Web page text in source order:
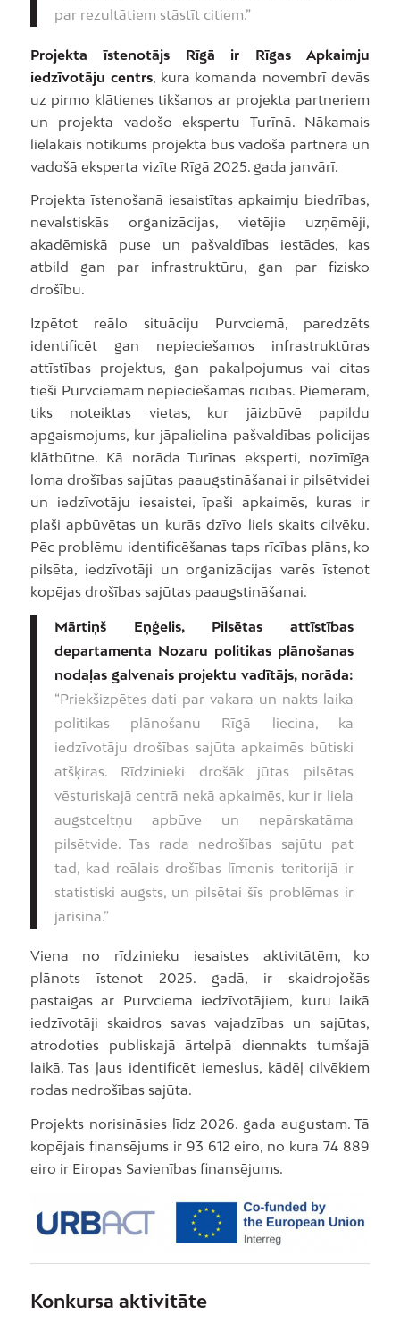
par rezultātiem stāstīt citiem.”
Projekta īstenotājs Rīgā ir Rīgas Apkaimju
iedzīvotāju centrs, kura komanda novembrī devās
uz pirmo klātienes tikšanos ar projekta partneriem
un projekta vadošo ekspertu Turīnā. Nākamais
lielākais notikums projektā būs vadošā partnera un
vadošā eksperta vizīte Rīgā 2025. gada janvārī.
Projekta īstenošanā iesaistītas apkaimju biedrības,
nevalstiskās organizācijas, vietējie uzņēmēji,
akadēmiskā puse un pašvaldības iestādes, kas
atbild gan par infrastruktūru, gan par fizisko
drošību.
Izpētot reālo situāciju Purvciemā, paredzēts
identificēt gan nepieciešamos infrastruktūras
attīstības projektus, gan pakalpojumus vai citas
tieši Purvciemam nepieciešamās rīcības. Piemēram,
tiks noteiktas vietas, kur jāizbūvē papildu
apgaismojums, kur jāpalielina pašvaldības policijas
klātbūtne. Kā norāda Turīnas eksperti, nozīmīga
loma drošības sajūtas paaugstināšanai ir pilsētvidei
un iedzīvotāju iesaistei, īpaši apkaimēs, kuras ir
plaši apbūvētas un kurās dzīvo liels skaits cilvēku.
Pēc problēmu identificēšanas taps rīcības plāns, ko
pilsēta, iedzīvotāji un organizācijas varēs īstenot
kopējas drošības sajūtas paaugstināšanai.
Mārtiņš Eņģelis, Pilsētas attīstības
departamenta Nozaru politikas plānošanas
nodaļas galvenais projektu vadītājs, norāda:
“Priekšizpētes dati par vakara un nakts laika
politikas plānošanu Rīgā liecina, ka
iedzīvotāju drošības sajūta apkaimēs būtiski
atšķiras. Rīdzinieki drošāk jūtas pilsētas
vēsturiskajā centrā nekā apkaimēs, kur ir liela
augstceltņu apbūve un nepārskatāma
pilsētvide. Tas rada nedrošības sajūtu pat
tad, kad reālais drošības līmenis teritorijā ir
statistiski augsts, un pilsētai šīs problēmas ir
jārisina.”
Viena no rīdzinieku iesaistes aktivitātēm, ko
plānots īstenot 2025. gadā, ir skaidrojošās
pastaigas ar Purvciema iedzīvotājiem, kuru laikā
iedzīvotāji skaidros savas vajadzības un sajūtas,
atrodoties publiskajā ārtelpā diennakts tumšajā
laikā. Tas ļaus identificēt iemeslus, kādēļ cilvēkiem
rodas nedrošības sajūta.
Projekts norisināsies līdz 2026. gada augustam. Tā
kopējais finansējums ir 93 612 eiro, no kura 74 889
eiro ir Eiropas Savienības finansējums.
Konkursa aktivitāte